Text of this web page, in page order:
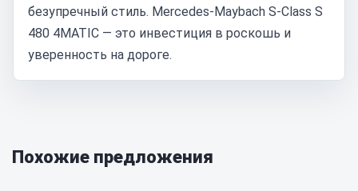
безупречный стиль. Mercedes-Maybach S-Class S
480 4MATIC — это инвестиция в роскошь и
уверенность на дороге.
Похожие предложения